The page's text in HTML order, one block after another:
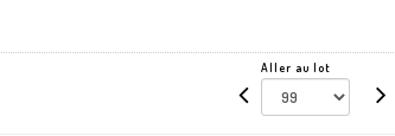
Aller au lot